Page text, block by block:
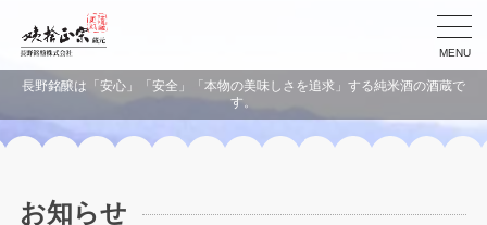
MENU
長野銘醸は「安心」「安全」「本物の美味しさを追求」する純米酒の酒蔵で
す。
お知らせ